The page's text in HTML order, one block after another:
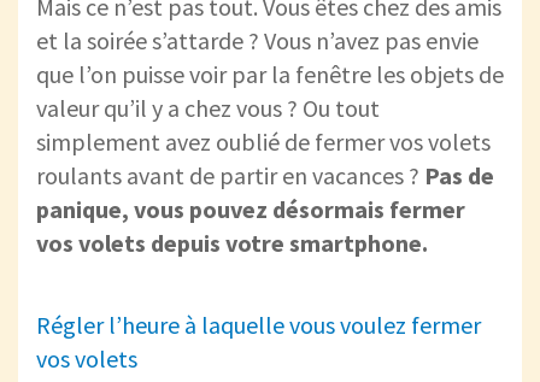
Mais ce n’est pas tout. Vous êtes chez des amis
et la soirée s’attarde ? Vous n’avez pas envie
que l’on puisse voir par la fenêtre les objets de
valeur qu’il y a chez vous ? Ou tout
simplement avez oublié de fermer vos volets
roulants avant de partir en vacances ? Pas de
panique, vous pouvez désormais fermer
vos volets depuis votre smartphone.
Régler l’heure à laquelle vous voulez fermer
vos volets